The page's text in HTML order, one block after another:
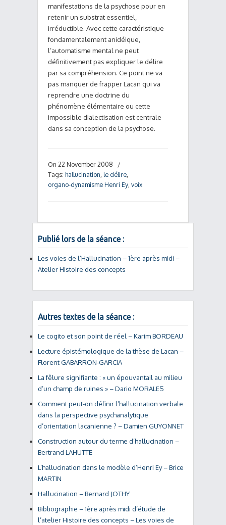
manifestations de la psychose pour en
retenir un substrat essentiel,
irréductible. Avec cette caractéristique
fondamentalement anidéique,
l’automatisme mental ne peut
définitivement pas expliquer le délire
par sa compréhension. Ce point ne va
pas manquer de frapper Lacan qui va
reprendre une doctrine du
phénomène élémentaire ou cette
impossible dialectisation est centrale
dans sa conception de la psychose.
On 22 November 2008
/
Tags: hallucination le délire
organo-dynamisme Henri Ey voix
Publié lors de la séance :
Les voies de l’Hallucination – 1ère après midi –
Atelier Histoire des concepts
Autres textes de la séance :
Le cogito et son point de réel – Karim BORDEAU
Lecture épistémologique de la thèse de Lacan –
Florent GABARRON-GARCIA
La fêlure signifiante : « un épouvantail au milieu
d’un champ de ruines » – Dario MORALES
Comment peut-on définir l’hallucination verbale
dans la perspective psychanalytique
d’orientation lacanienne ? – Damien GUYONNET
Construction autour du terme d’hallucination –
Bertrand LAHUTTE
L’hallucination dans le modèle d’Henri Ey – Brice
MARTIN
Hallucination – Bernard JOTHY
Bibliographie – 1ère après midi d’étude de
l’atelier Histoire des concepts – Les voies de